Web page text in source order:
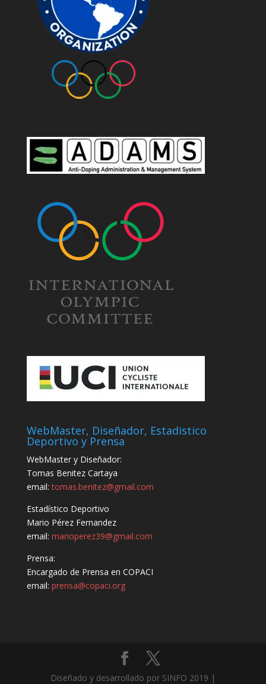
WebMaster, Diseñador, Estadistico
Deportivo y Prensa
WebMaster y Diseñador:
Tomas Benitez Cartaya
email:tomas.benitez@gmail.com
Estadístico Deportivo
Mario Pérez Fernandez
email: marioperez39@gmail.com
Prensa:
Encargado de Prensa en COPACI
email: prensa@copaci.org
Diseñado y desarrollado por SINFO 2019 |